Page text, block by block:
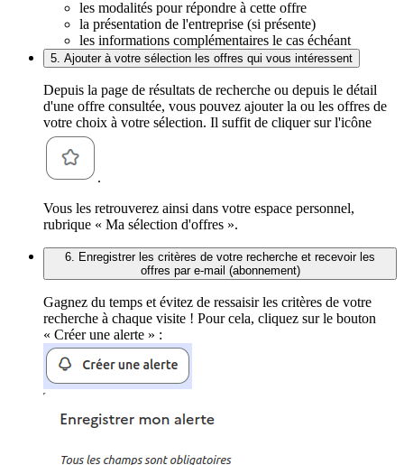
les modalités pour répondre à cette offre
la présentation de l'entreprise (si présente)
les informations complémentaires le cas échéant
5. Ajouter à votre sélection les offres qui vous intéressent
Depuis la page de résultats de recherche ou depuis le détail
d'une offre consultée, vous pouvez ajouter la ou les offres de
votre choix à votre sélection. Il suffit de cliquer sur l'icône
.
Vous les retrouverez ainsi dans votre espace personnel,
rubrique « Ma sélection d'offres ».
6. Enregistrer les critères de votre recherche et recevoir les
offres par e-mail (abonnement)
Gagnez du temps et évitez de ressaisir les critères de votre
recherche à chaque visite ! Pour cela, cliquez sur le bouton
« Créer une alerte » :